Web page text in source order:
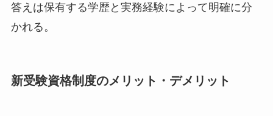
答えは保有する学歴と実務経験によって明確に分
かれる。
新受験資格制度のメリット・デメリット